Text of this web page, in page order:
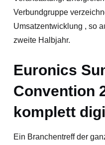
Verbundgruppe
Umsatzentwicklung , so
zweite Halbjahr.
Euronics
Convention
komplett
Ein Branchentreff der